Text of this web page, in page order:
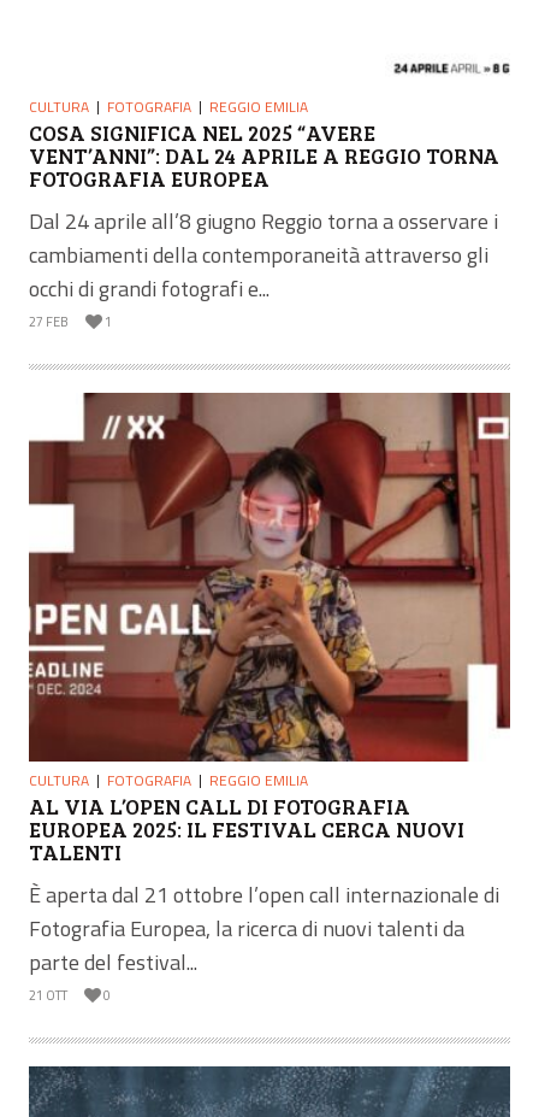
CULTURA FOTOGRAFIA REGGIO EMILIA
COSA SIGNIFICA NEL 2025 “AVERE
VENT’ANNI”: DAL 24 APRILE A REGGIO TORNA
FOTOGRAFIA EUROPEA
Dal 24 aprile all’8 giugno Reggio torna a osservare i
cambiamenti della contemporaneità attraverso gli
occhi di grandi fotografi e...
27 FEB 1
CULTURA FOTOGRAFIA REGGIO EMILIA
AL VIA L’OPEN CALL DI FOTOGRAFIA
EUROPEA 2025: IL FESTIVAL CERCA NUOVI
TALENTI
È aperta dal 21 ottobre l’open call internazionale di
Fotografia Europea, la ricerca di nuovi talenti da
parte del festival...
21 OTT 0